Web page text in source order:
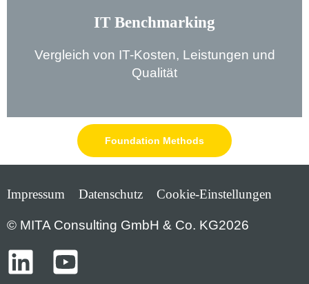
IT Benchmarking
Vergleich von IT-Kosten, Leistungen und
Qualität
Unsere Leistungen
und Handlungsempfehlungen
Foundation Methods
Impressum Datenschutz Cookie-Einstellungen
© MITA Consulting GmbH & Co. KG2026